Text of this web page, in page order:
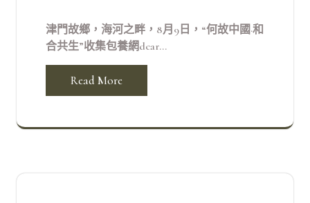
津門故鄉，海河之畔，8月9日，“何故中國·和
合共生”收集包養網dcar...
Read More